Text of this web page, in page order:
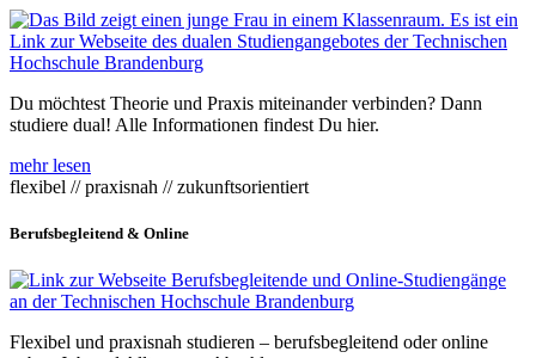
Du möchtest Theorie und Praxis miteinander verbinden? Dann
studiere dual! Alle Informationen findest Du hier.
mehr lesen
flexibel // praxisnah // zukunftsorientiert
Berufsbegleitend & Online
Flexibel und praxisnah studieren – berufsbegleitend oder online